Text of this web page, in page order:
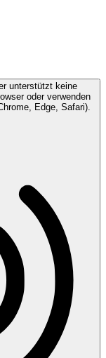
unterstützt keine
oder verwenden
Edge, Safari).